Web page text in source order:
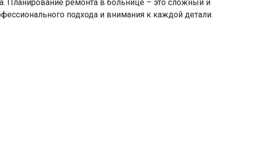
Планирование ремонта в больнице – это сложный и
подхода и внимания к каждой детали.